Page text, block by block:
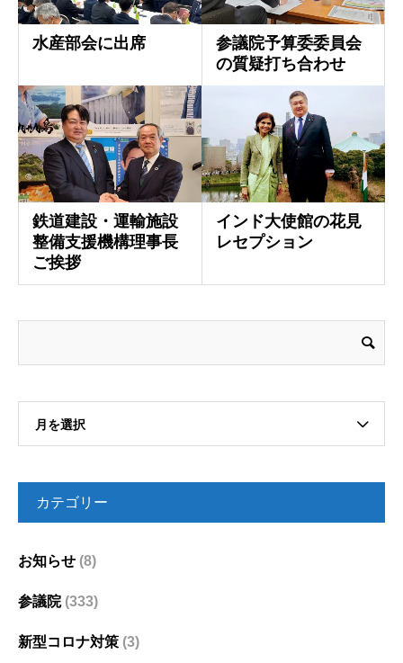
水産部会に出席
参議院予算委委員会
の質疑打ち合わせ
鉄道建設・運輸施設
整備支援機構理事長
ご挨拶
インド大使館の花見
レセプション
月を選択
カテゴリー
お知らせ (8)
参議院(333)
新型コロナ対策 (3)